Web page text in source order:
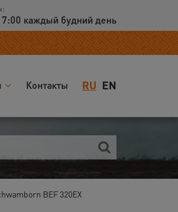
каждый будний день
RU EN
Контакты
BEF 320EX